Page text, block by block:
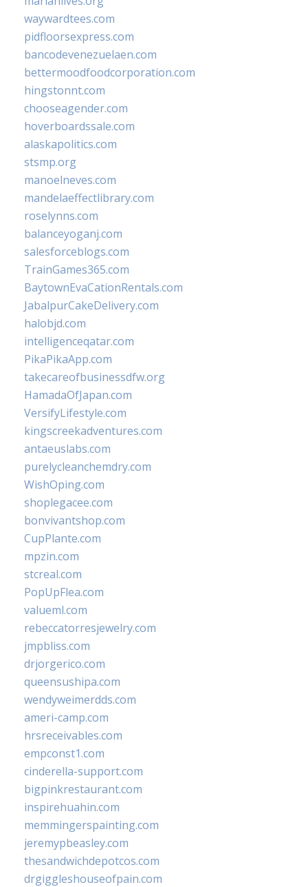
waywardtees.com
pidfloorsexpress.com
bancodevenezuelaen.com
bettermoodfoodcorporation.com
hingstonnt.com
chooseagender.com
hoverboardssale.com
alaskapolitics.com
stsmp.org
manoelneves.com
mandelaeffectlibrary.com
roselynns.com
balanceyoganj.com
salesforceblogs.com
TrainGames365.com
BaytownEvaCationRentals.com
JabalpurCakeDelivery.com
halobjd.com
intelligenceqatar.com
PikaPikaApp.com
takecareofbusinessdfw.org
HamadaOfJapan.com
VersifyLifestyle.com
kingscreekadventures.com
antaeuslabs.com
purelycleanchemdry.com
WishOping.com
shoplegacee.com
bonvivantshop.com
CupPlante.com
mpzin.com
stcreal.com
PopUpFlea.com
valueml.com
rebeccatorresjewelry.com
jmpbliss.com
drjorgerico.com
queensushipa.com
wendyweimerdds.com
ameri-camp.com
hrsreceivables.com
empconst1.com
cinderella-support.com
bigpinkrestaurant.com
inspirehuahin.com
memmingerspainting.com
jeremypbeasley.com
thesandwichdepotcos.com
drgiggleshouseofpain.com